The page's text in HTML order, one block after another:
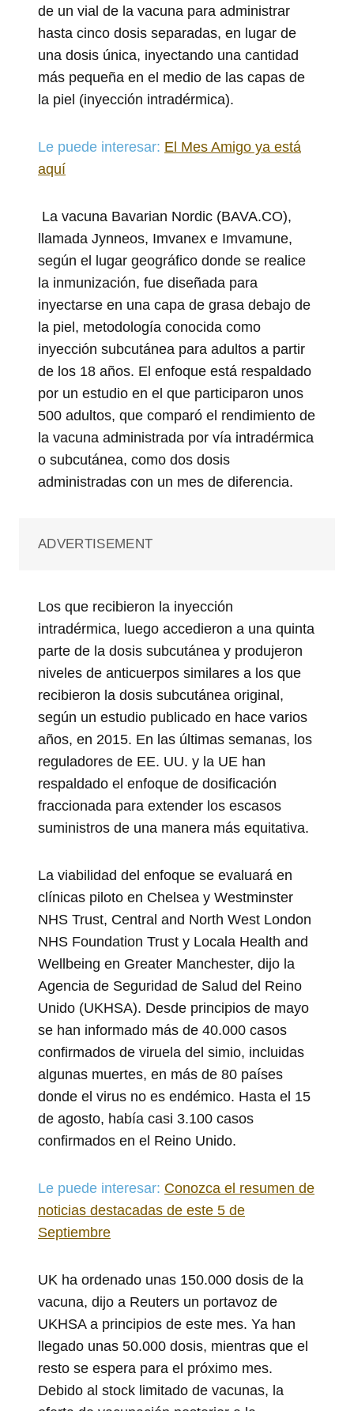
de un vial de la vacuna para administrar
hasta cinco dosis separadas, en lugar de
una dosis única, inyectando una cantidad
más pequeña en el medio de las capas de
la piel (inyección intradérmica).
Le puede interesar: El Mes Amigo ya está
aquí
La vacuna Bavarian Nordic (BAVA.CO),
llamada Jynneos, Imvanex e Imvamune,
según el lugar geográfico donde se realice
la inmunización, fue diseñada para
inyectarse en una capa de grasa debajo de
la piel, metodología conocida como
inyección subcutánea para adultos a partir
de los 18 años. El enfoque está respaldado
por un estudio en el que participaron unos
500 adultos, que comparó el rendimiento de
la vacuna administrada por vía intradérmica
o subcutánea, como dos dosis
administradas con un mes de diferencia.
ADVERTISEMENT
Los que recibieron la inyección
intradérmica, luego accedieron a una quinta
parte de la dosis subcutánea y produjeron
niveles de anticuerpos similares a los que
recibieron la dosis subcutánea original,
según un estudio publicado en hace varios
años, en 2015. En las últimas semanas, los
reguladores de EE. UU. y la UE han
respaldado el enfoque de dosificación
fraccionada para extender los escasos
suministros de una manera más equitativa.
La viabilidad del enfoque se evaluará en
clínicas piloto en Chelsea y Westminster
NHS Trust, Central and North West London
NHS Foundation Trust y Locala Health and
Wellbeing en Greater Manchester, dijo la
Agencia de Seguridad de Salud del Reino
Unido (UKHSA). Desde principios de mayo
se han informado más de 40.000 casos
confirmados de viruela del simio, incluidas
algunas muertes, en más de 80 países
donde el virus no es endémico. Hasta el 15
de agosto, había casi 3.100 casos
confirmados en el Reino Unido.
Le puede interesar: Conozca el resumen de
noticias destacadas de este 5 de
Septiembre
UK ha ordenado unas 150.000 dosis de la
vacuna, dijo a Reuters un portavoz de
UKHSA a principios de este mes. Ya han
llegado unas 50.000 dosis, mientras que el
resto se espera para el próximo mes.
Debido al stock limitado de vacunas, la